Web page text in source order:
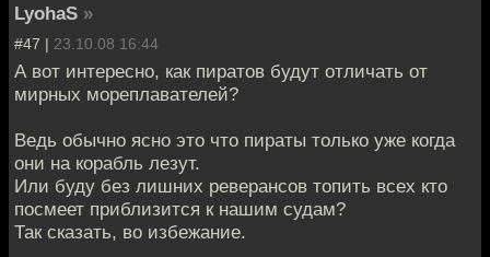
LyohaS »
#47 | 23.10.08 16:44
А вот интересно, как пиратов будут отличать от
мирных мореплавателей?
Ведь обычно ясно это что пираты только уже когда
они на корабль лезут.
Или буду без лишних реверансов топить всех кто
посмеет приблизится к нашим судам?
Так сказать, во избежание.